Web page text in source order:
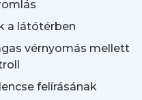
a látótérben
vérnyomás mellett
felírásának